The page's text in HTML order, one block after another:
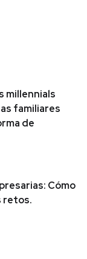
millennials
familiares
de
Cómo
retos.